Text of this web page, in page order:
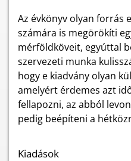
Az évkönyv olyan forrás
számára is megörökíti
mérföldköveit, egyúttal
szervezeti munka
hogy e kiadvány olyan
amelyért érdemes azt
fellapozni, az abból
pedig beépíteni a
Kiadások